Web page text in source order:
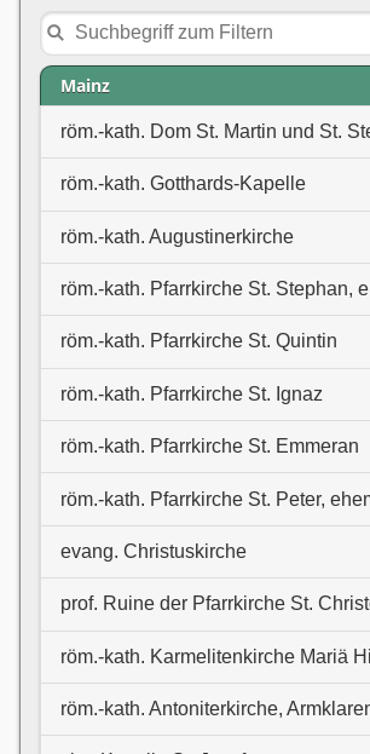
Mainz
röm.-kath. Dom St. Martin und St.
röm.-kath. Gotthards-Kapelle
röm.-kath. Augustinerkirche
röm.-kath. Pfarrkirche St. Quintin
röm.-kath. Pfarrkirche St. Ignaz
röm.-kath. Pfarrkirche St. Emmeran
evang. Christuskirche
prof. Ruine der Pfarrkirche St.
röm.-kath. Antoniterkirche,